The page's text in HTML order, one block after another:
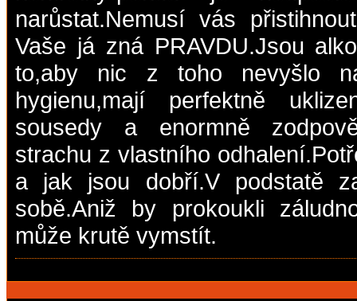
narůstat.Nemusí vás
Vaše já zná PRAVDU.Jsou
to,aby nic z toho nevyšlo
hygienu,mají perfektně
sousedy a enormně
strachu z vlastního
a jak jsou dobří.V podstatě
sobě.Aniž by prokoukli
může krutě vymstít.